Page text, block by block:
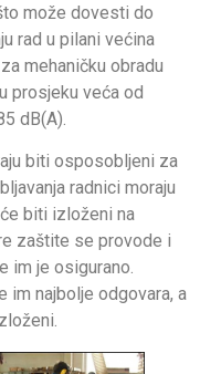
može dovesti do
rad u pilani većina
mehaničku obradu
prosjeku veća od
dB(A).
biti osposobljeni za
radnici moraju
biti izloženi na
zaštite se provode i
im je osigurano.
im najbolje odgovara, a